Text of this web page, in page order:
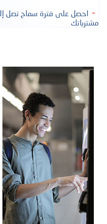
مشترياتك